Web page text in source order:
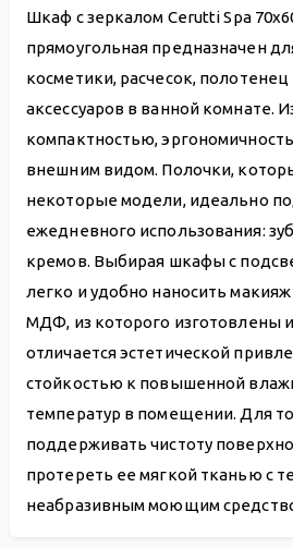
Шкаф с зеркалом Cerutti Spa
прямоугольная предназначен
косметики, расчесок,
аксессуаров в ванной комнате.
компактностью,
внешним видом. Полочки,
некоторые модели, идеально
ежедневного использования:
кремов. Выбирая шкафы с
легко и удобно наносить
МДФ, из которого изготовлены
отличается эстетической
стойкостью к повышенной
температур в помещении. Для
поддерживать чистоту
протереть ее мягкой тканью с
неабразивным моющим